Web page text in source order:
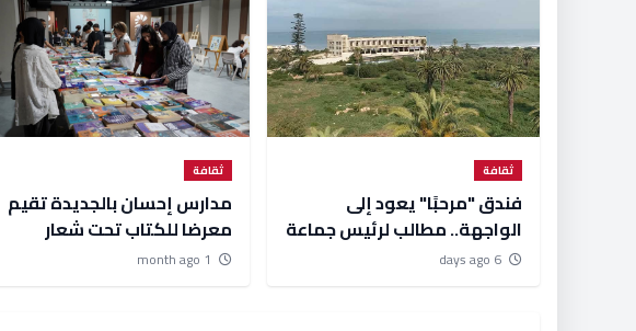
ثقافة
فندق "مرحبًا" يعود إلى
الواجهة.. مطالب لرئيس جماعة
الجديدة بخطة لإنقاذ المعلمة
ثقافة
مدارس إحسان بالجديدة تقيم
معرضا للكتاب تحت شعار
''الكتاب مسار للمعرفة وبوابة